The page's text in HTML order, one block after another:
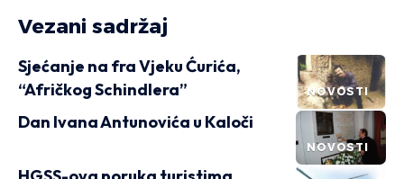
Vezani sadržaj
NOVOSTI
Sjećanje na fra Vjeku Ćurića,
“Afričkog Schindlera”
NOVOSTI
Dan Ivana Antunovića u Kaloči